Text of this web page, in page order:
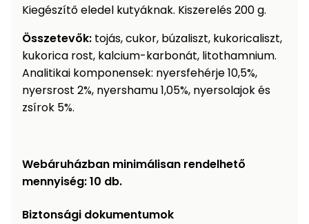
Szivattyú
Magasnyomású
Seprőgép
Ventillátorok,
légkondícionálók
Kiegészítő eledel kutyáknak. Kiszerelés 200 g.
Összetevők: tojás, cukor, búzaliszt, kukoricaliszt,
kukorica rost, kalcium-karbonát, litothamnium.
Analitikai komponensek: nyersfehérje 10,5%,
nyersrost 2%, nyershamu 1,05%, nyersolajok és
zsírok 5%.
Webáruházban minimálisan rendelhető
mennyiség: 10 db.
Biztonsági dokumentumok